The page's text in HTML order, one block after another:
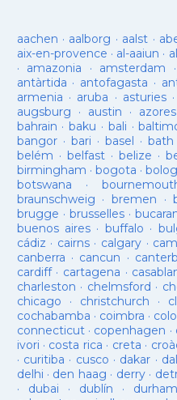
aachen · aalborg · aalst ·
aix-en-provence · al-aaiun ·
· amazonia · amsterdam ·
antàrtida · antofagasta ·
armenia · aruba · asturies·
augsburg · austin · azores
bahrain ·baku · bali ·
bangor· bari ·basel ·bath
belém · belfast· belize ·
birmingham · bogota ·
botswana ·
braunschweig · bremen ·
brugge · brusselles·
buenos aires· buffalo ·
cádiz · cairns· calgary ·
canberra · cancun ·
cardiff· cartagena ·
charleston · chelmsford ·
chicago · christchurch ·
cochabamba · coimbra ·
connecticut· copenhagen ·
ivori · costa rica · creta ·
· curitiba · cusco · dakar ·
delhi · den haag · derry·
· dubai · dublín · durham